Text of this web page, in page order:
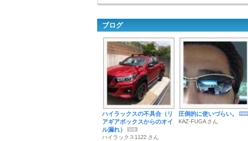
ブログ
ハイラックスの不具合（リ
アギアボックスからのオイ
ル漏れ）
ハイラックス1122 さん
圧倒的に使いづらい。
KAZ-FUGA さん